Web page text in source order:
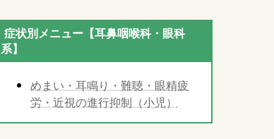
症状別メニュー【耳鼻咽喉科・眼科
系】
めまい・耳鳴り・難聴・眼精疲
労・近視の進行抑制（小児）